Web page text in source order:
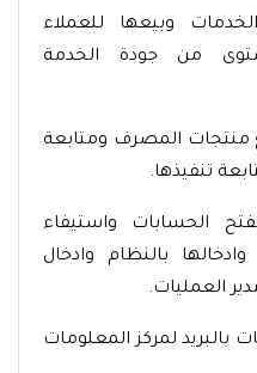
وبيعها للعملاء
من جودة الخدمة
منتجات المصرف ومتابعة
تنفيذها.
الحسابات واستيفاء
بالنظام وادخال
العمليات.
بالبريد لمركز المعلومات